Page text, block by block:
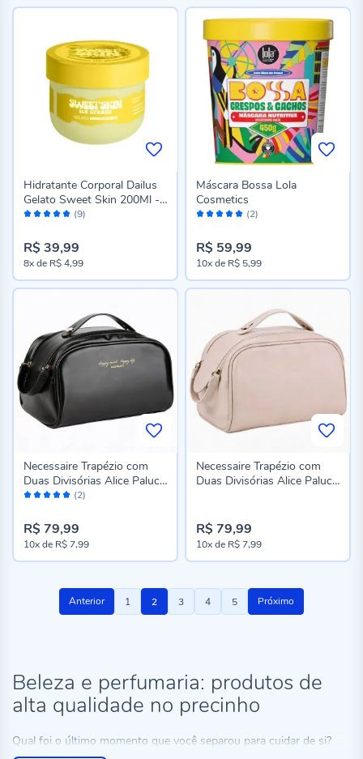
Avaliação: (9)
Hidratante Corporal Dailus
Gelato Sweet Skin 200Ml -
Torta de Limao
R$ 39,99
8xde R$ 4,99
Avaliação: (2)
Máscara Bossa Lola
Cosmetics
R$ 59,99
10xde R$ 5,99
Avaliação: (2)
Necessaire Trapézio com
Duas Divisórias Alice Palucci
- PRETO U
R$ 79,99
10xde R$ 7,99
Necessaire Trapézio com
Duas Divisórias Alice Palucci
R$ 79,99
10xde R$ 7,99
Página
Anterior Página
1
Você
2 Página
3 Página
4 Página
5 Próximo
Beleza e perfumaria: produtos de
alta qualidade no precinho
Qual foi o último momento que você separou para cuidar de si?